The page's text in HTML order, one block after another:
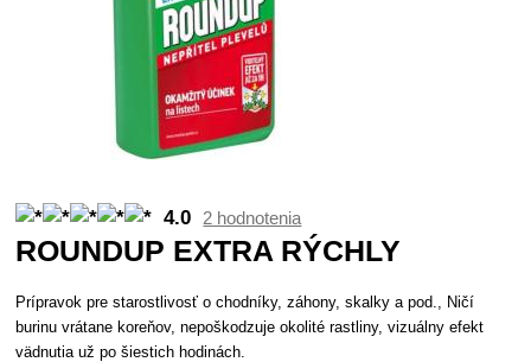
4.02 hodnotenia
ROUNDUP EXTRA RÝCHLY
Prípravok pre starostlivosť o chodníky, záhony, skalky a pod., Ničí
burinu vrátane koreňov, nepoškodzuje okolité rastliny, vizuálny efekt
vädnutia už po šiestich hodinách.